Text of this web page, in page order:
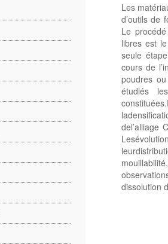
Les
d’outils de
Le
libres est
seule
cours de
poudres
étudiés
del’alliage
dissolution